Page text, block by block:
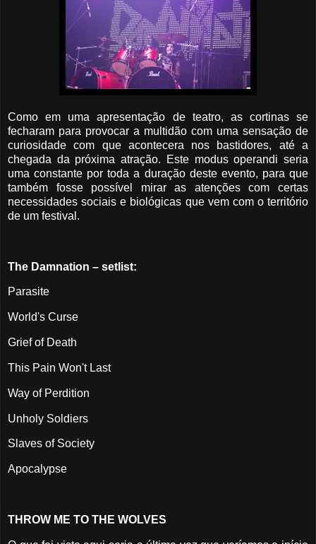
Como em uma apresentação de teatro, as cortinas se
fecharam para provocar a multidão com uma sensação de
curiosidade com que acontecera nos bastidores, até a
chegada da próxima atração. Este modus operandi seria
uma constante por toda a duração deste evento, para que
também fosse possível mirar as atenções com certas
necessidades sociais e biológicas que vem com o território
de um festival.
The Damnation – setlist:
Parasite
World's Curse
Grief of Death
This Pain Won't Last
Way of Perdition
Unholy Soldiers
Slaves of Society
Apocalypse
THROW ME TO THE WOLVES